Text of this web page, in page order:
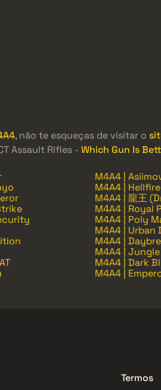
, não te esqueças de visitar o
Assault Rifles - Which Gun Is
M4A4 |
M4A4 | Hellfire
M4A4 | 龍王
M4A4 | Royal
M4A4 | Poly
M4A4 | Urban
M4A4 |
M4A4 |
M4A4 | Dark
M4A4 |
Termos